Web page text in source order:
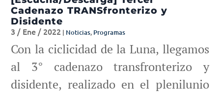
Cadenazo TRANSfronterizo y
Disidente
3 / Ene / 2022 | Noticias, Programas
Con la ciclicidad de la Luna, llegamos
al 3° cadenazo transfronterizo y
disidente, realizado en el plenilunio